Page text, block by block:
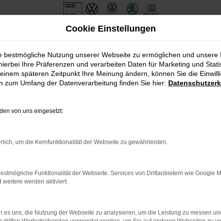
bestimmter Seiten verhindern. Funktioniert die Seite in
dem neuesten Stand sind.
kann auch dazu führen, dass bestimmte Funktionen nicht
Cookie Einstellungen
bestmögliche Nutzung unserer Webseite zu ermöglichen und unsere
Ihre Präferenzen und verarbeiten Daten für Marketing und
späteren Zeitpunkt Ihre Meinung ändern, können Sie die
zum Umfang der Datenverarbeitung finden Sie hier:
von uns eingesetzt:
um die Kernfunktionalität der Webseite zu gewährleisten.
Funktionalität der Webseite. Services von Drittanbietern wie Google
weitere werden aktiviert.
es uns, die Nutzung der Webseite zu analysieren, um die Leistung zu messen